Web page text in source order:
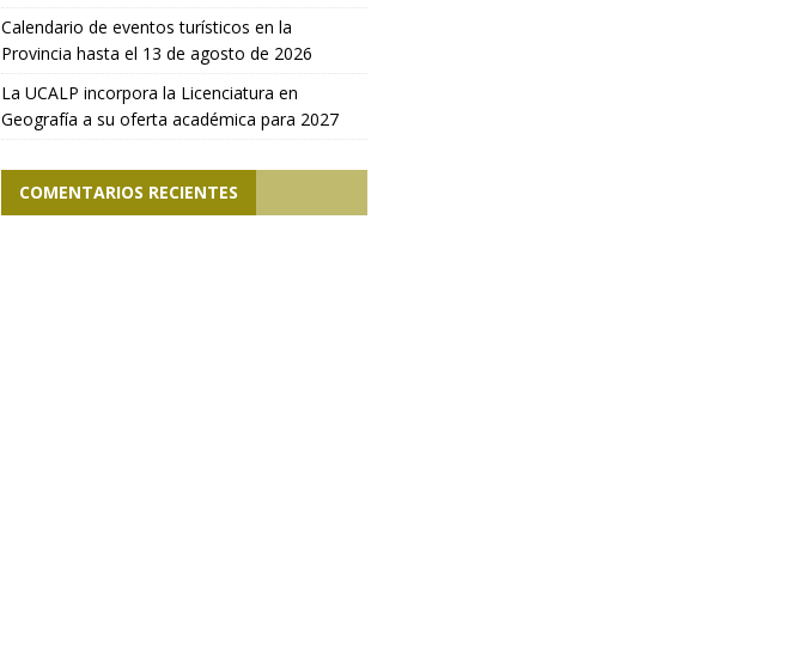
Calendario de eventos turísticos en la
Provincia hasta el 13 de agosto de 2026
La UCALP incorpora la Licenciatura en
Geografía a su oferta académica para 2027
COMENTARIOS RECIENTES